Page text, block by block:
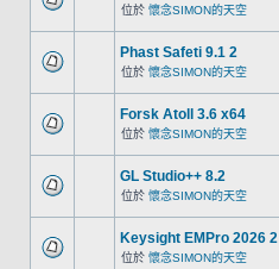
位於 懷念SIMON的天空
Phast Safeti 9.1 2
位於 懷念SIMON的天空
Forsk Atoll 3.6 x64
位於 懷念SIMON的天空
GL Studio++ 8.2
位於 懷念SIMON的天空
Keysight EMPro 2026 2
位於 懷念SIMON的天空